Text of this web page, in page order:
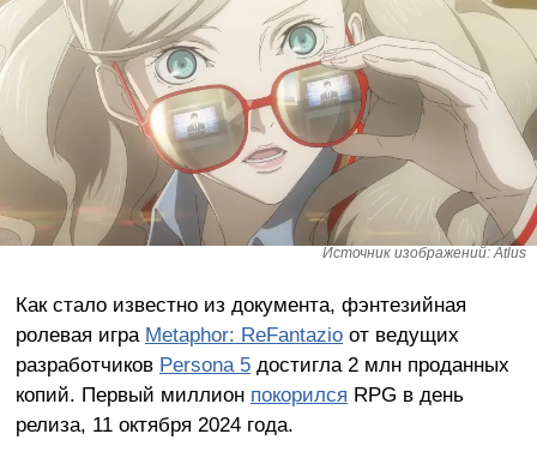
Источник изображений: Atlus
Как стало известно из документа, фэнтезийная
ролевая игра Metaphor: ReFantazioот ведущих
разработчиков Persona 5достигла 2 млн проданных
копий. Первый миллион покорился RPG в день
релиза, 11 октября 2024 года.